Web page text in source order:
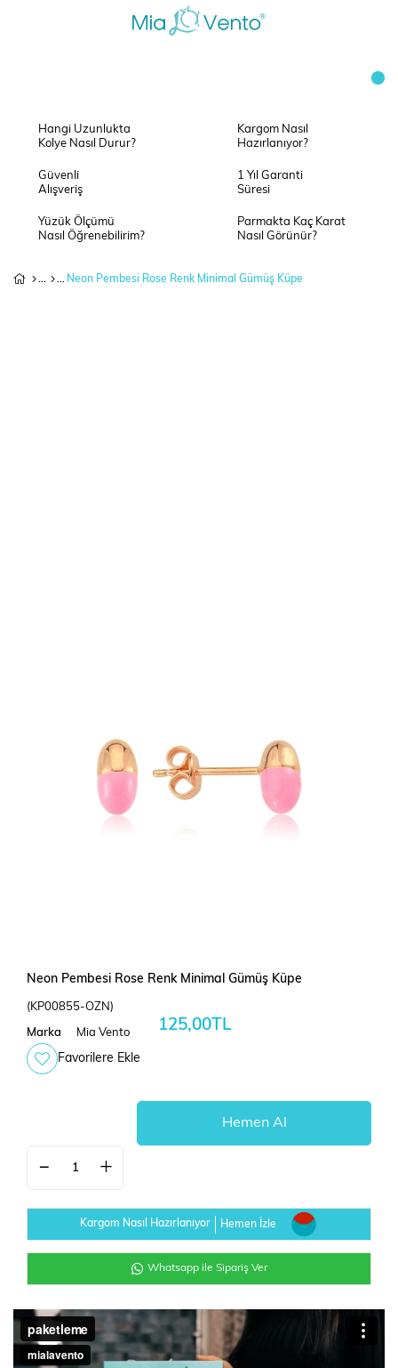
Hangi Uzunlukta
Kolye Nasıl Durur?
Kargom Nasıl
Hazırlanıyor?
Güvenli
Alışveriş
1 Yıl Garanti
Süresi
Yüzük Ölçümü
Nasıl Öğrenebilirim?
Parmakta Kaç Karat
Nasıl Görünür?
Neon Pembesi Rose Renk Minimal Gümüş Küpe
Neon Pembesi Rose Renk Minimal Gümüş Küpe
(KP00855-OZN)
Marka Mia Vento 125,00TL
Favorilere Ekle
Kargom Nasıl Hazırlanıyor Hemen İzle
Whatsapp ile Sipariş Ver